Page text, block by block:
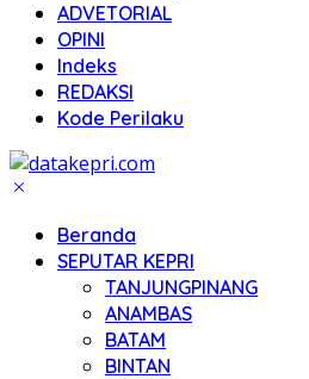
ADVETORIAL
OPINI
Indeks
REDAKSI
Kode Perilaku
Beranda
SEPUTAR KEPRI
TANJUNGPINANG
ANAMBAS
BATAM
BINTAN